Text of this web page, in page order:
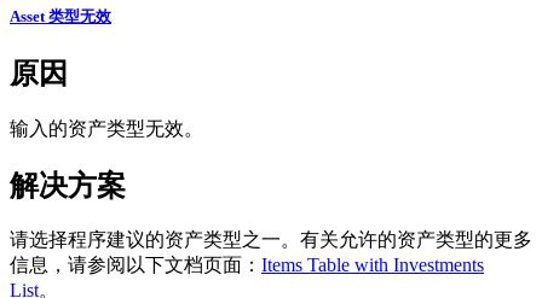
Asset 类型无效
原因
输入的资产类型无效。
解决方案
请选择程序建议的资产类型之一。有关允许的资产类型的更多
信息，请参阅以下文档页面： Items Table with Investments
List。